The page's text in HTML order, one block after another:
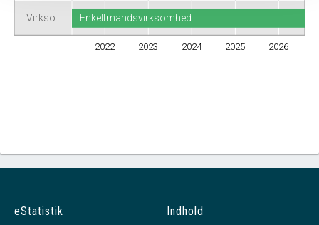
Virkso…
2022 2023 2024 2025 2026
Enkeltmandsvirksomhed
eStatistik Indhold